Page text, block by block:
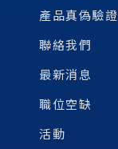
產品真偽驗證
聯絡我們
最新消息
職位空缺
活動